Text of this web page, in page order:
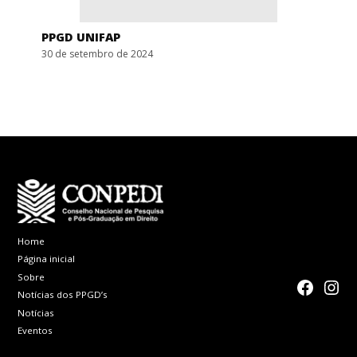
PPGD UNIFAP
30 de setembro de 2024
Home
Página inicial
Sobre
Notícias dos PPGD’s
Notícias
Eventos